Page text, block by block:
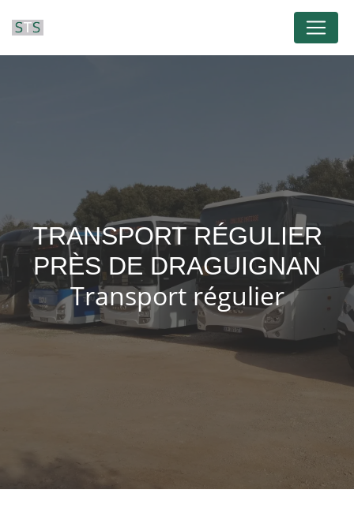
TRANSPORT RÉGULIER
PRÈS DE DRAGUIGNAN
Transport régulier